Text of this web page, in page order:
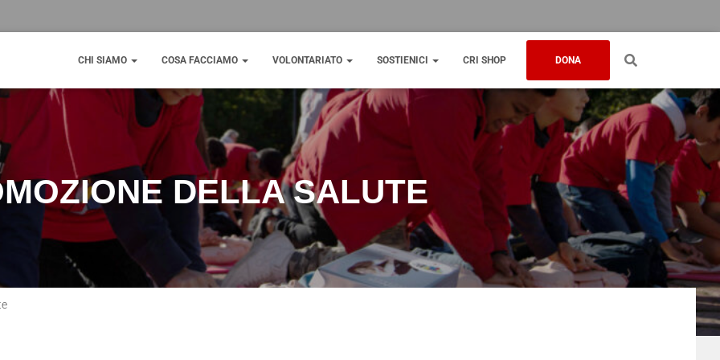
CHI SIAMO COSA FACCIAMO VOLONTARIATO SOSTIENICI CRI SHOP DONA
DELLA SALUTE